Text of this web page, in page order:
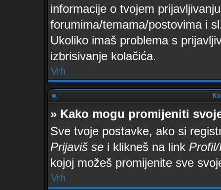
informacije o tvojem
forumima/temama/postovima i
Ukoliko imaš problema s
izbrisivanje kolačića.
Vrh
» Kako mogu promijeniti
Sve tvoje postavke, ako si
Prijaviš se i klikneš na link
kojoj možeš promijenite sve
Vrh